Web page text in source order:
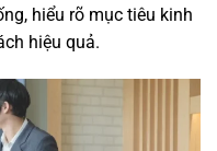
hiểu rõ mục tiêu kinh
hiệu quả.